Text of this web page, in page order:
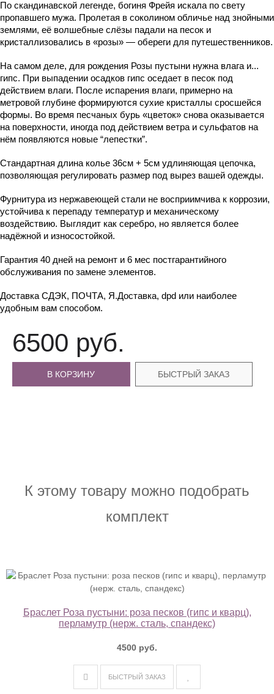
По скандинавской легенде, богиня Фрейя искала по свету
пропавшего мужа. Пролетая в соколином обличье над знойными
землями, её волшебные слёзы падали на песок и
кристаллизовались в «розы» — обереги для путешественников.
На самом деле, для рождения Розы пустыни нужна влага и...
гипс. При выпадении осадков гипс оседает в песок под
действием влаги. После испарения влаги, примерно на
метровой глубине формируются сухие кристаллы сросшейся
формы. Во время песчаных бурь «цветок» снова оказывается
на поверхности, иногда под действием ветра и сульфатов на
нём появляются новые “лепестки”.
Стандартная длина колье 36см + 5см удлиняющая цепочка,
позволяющая регулировать размер под вырез вашей одежды.
Фурнитура из нержавеющей стали не восприимчива к коррозии,
устойчива к перепаду температур и механическому
воздействию. Выглядит как серебро, но является более
надёжной и износостойкой.
Гарантия 40 дней на ремонт и 6 мес постгарантийного
обслуживания по замене элементов.
Доставка СДЭК, ПОЧТА, Я.Доставка, dpd или наиболее
удобным вам способом.
6500 руб.
В КОРЗИНУ БЫСТРЫЙ ЗАКАЗ
К этому товару можно подобрать
комплект
Браслет Роза пустыни: роза песков (гипс и кварц),
перламутр (нерж. сталь, спандекс)
4500 руб.
БЫСТРЫЙ ЗАКАЗ